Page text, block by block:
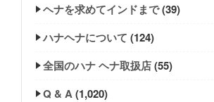
ヘナを求めてインドまで(39)
ハナヘナについて (124)
全国のハナ ヘナ取扱店(55)
Q & A(1,020)